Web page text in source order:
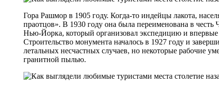
Гора Рашмор в 1905 году. Когда-то индейцы лакота,
праотцов». В 1930 году она была переименована в честь
Нью-Йорка, который организовал экспедицию и впервые
Строительство монумента началось в 1927 году и
летальных несчастных случаев, но некоторые рабочие
гранитной пылью.